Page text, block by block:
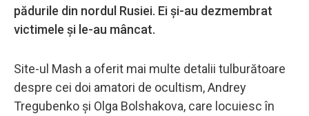
pădurile din nordul Rusiei. Ei şi-au dezmembrat
victimele şi le-au mâncat.
Site-ul Mash a oferit mai multe detalii tulburătoare
despre cei doi amatori de ocultism, Andrey
Tregubenko și Olga Bolshakova, care locuiesc în